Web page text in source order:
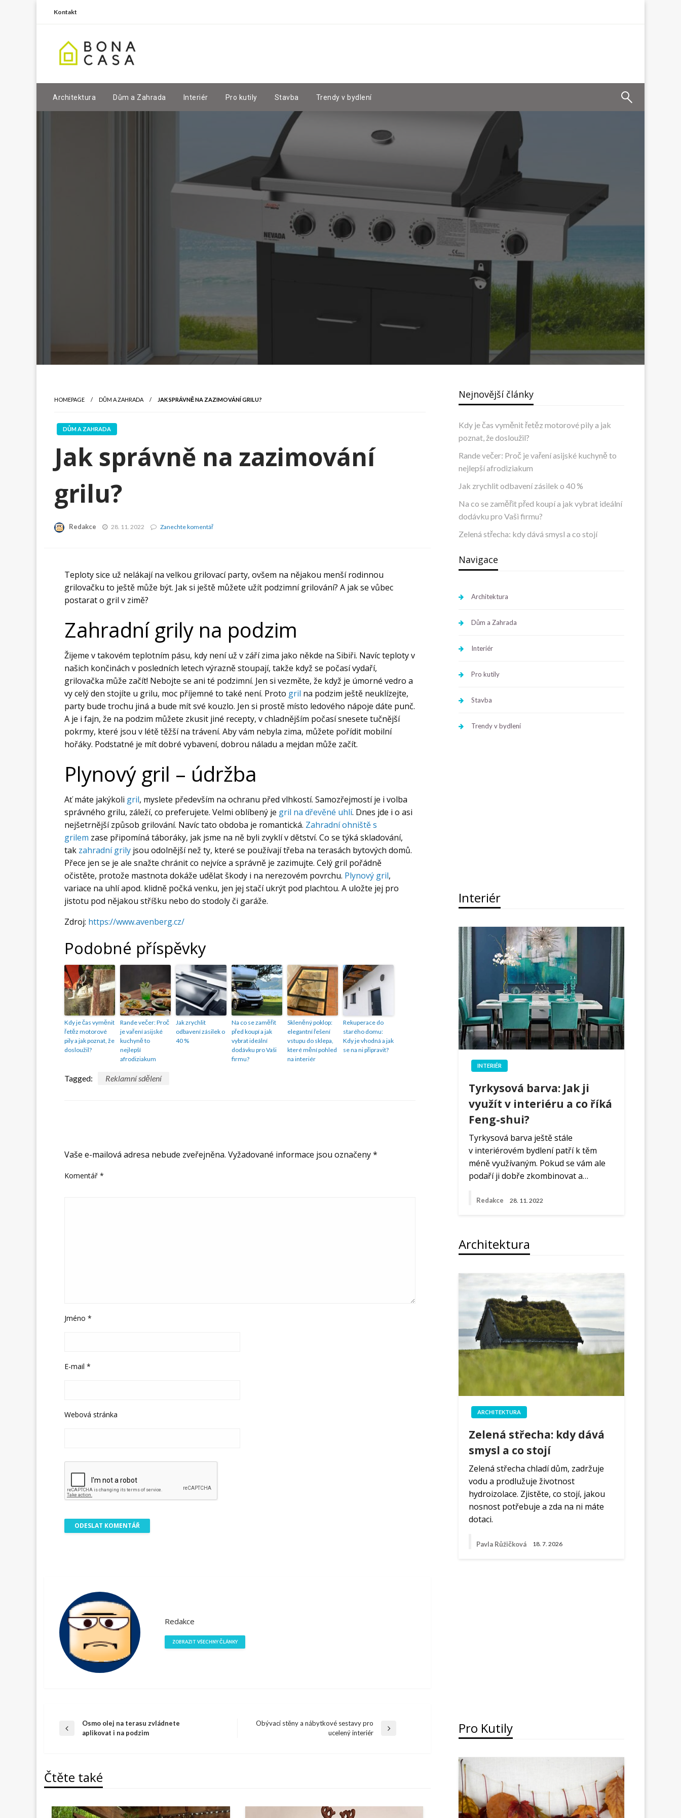
Kontakt
Architektura Dům a Zahrada Interiér Pro kutily Stavba Trendy v bydlení
HOMEPAGE DŮM A ZAHRADA JAK SPRÁVNĚ NA ZAZIMOVÁNÍ GRILU?
DŮM A ZAHRADA
Jak správně na zazimování
grilu?
Redakce 28. 11. 2022 Zanechte komentářJak
Teploty sice už nelákají na velkou grilovací party, ovšem na nějakou menší rodinnou
grilovačku to ještě může být. Jak si ještě můžete užít podzimní grilování? A jak se vůbec
postarat o gril v zimě?
Zahradní grily na podzim
Žijeme v takovém teplotním pásu, kdy není už v září zima jako někde na Sibiři. Navíc teploty v
našich končinách v posledních letech výrazně stoupají, takže když se počasí vydaří,
grilovačka může začít! Nebojte se ani té podzimní. Jen si vezměte, že když je úmorné vedro a
vy celý den stojíte u grilu, moc příjemné to také není. Proto gril na podzim ještě neuklízejte,
party bude trochu jiná a bude mít své kouzlo. Jen si prostě místo ledového nápoje dáte punč.
A je i fajn, že na podzim můžete zkusit jiné recepty, v chladnějším počasí snesete tučnější
pokrmy, které jsou v létě těžší na trávení. Aby vám nebyla zima, můžete pořídit mobilní
hořáky. Podstatné je mít dobré vybavení, dobrou náladu a mejdan může začít.
Plynový gril – údržba
Ať máte jakýkoli gril, myslete především na ochranu před vlhkostí. Samozřejmostí je i volba
správného grilu, záleží, co preferujete. Velmi oblíbený je gril na dřevěné uhlí. Dnes jde i o asi
nejšetrnější způsob grilování. Navíc tato obdoba je romantická. Zahradní ohniště s
grilem zase připomíná táboráky, jak jsme na ně byli zvyklí v dětství. Co se týká skladování,
tak zahradní grily jsou odolnější než ty, které se používají třeba na terasách bytových domů.
Přece jen se je ale snažte chránit co nejvíce a správně je zazimujte. Celý gril pořádně
očistěte, protože mastnota dokáže udělat škody i na nerezovém povrchu. Plynový gril,
variace na uhlí apod. klidně počká venku, jen jej stačí ukrýt pod plachtou. A uložte jej pro
jistotu pod nějakou stříšku nebo do stodoly či garáže.
Zdroj: https://www.avenberg.cz/
Podobné příspěvky
Kdy je čas vyměnit
řetěz motorové
pily a jak poznat, že
dosloužil?
Rande večer: Proč
je vaření asijské
kuchyně to
nejlepší
afrodiziakum
Jak zrychlit
odbavení zásilek o
40 %
Na co se zaměřit
před koupí a jak
vybrat ideální
dodávku pro Vaši
firmu?
Skleněný poklop:
elegantní řešení
vstupu do sklepa,
které mění pohled
na interiér
Rekuperace do
starého domu:
Kdy je vhodná a jak
se na ni připravit?
Tagged: Reklamní sdělení
Vaše e-mailová adresa nebude zveřejněna. Vyžadované informace jsou označeny*
Komentář *
Jméno *
E-mail *
Webová stránka
Redakce
ZOBRAZIT VŠECHNY ČLÁNKY
Navigace
příspěvek
Předchazí
Osmo olej na terasu zvládnete
aplikovat i na podzim
Obývací stěny a nábytkové sestavy pro
ucelený interiér
Čtěte také
Nejnovější články
Kdy je čas vyměnit řetěz motorové pily a jak
poznat, že dosloužil?
Rande večer: Proč je vaření asijské kuchyně to
nejlepší afrodiziakum
Jak zrychlit odbavení zásilek o 40 %
Na co se zaměřit před koupí a jak vybrat ideální
dodávku pro Vaši firmu?
Zelená střecha: kdy dává smysl a co stojí
Navigace
Architektura
Dům a Zahrada
Interiér
Pro kutily
Stavba
Trendy v bydlení
Interiér
INTERIÉR
Tyrkysová barva: Jak ji
využít v interiéru a co říká
Feng-shui?
Tyrkysová barva ještě stále
v interiérovém bydlení patří k těm
méně využívaným. Pokud se vám ale
podaří ji dobře zkombinovat a…
Redakce 28. 11. 2022
Architektura
ARCHITEKTURA
Zelená střecha: kdy dává
smysl a co stojí
Zelená střecha chladí dům, zadržuje
vodu a prodlužuje životnost
hydroizolace. Zjistěte, co stojí, jakou
nosnost potřebuje a zda na ni máte
dotaci.
Pavla Růžičková 18. 7. 2026
Pro Kutily